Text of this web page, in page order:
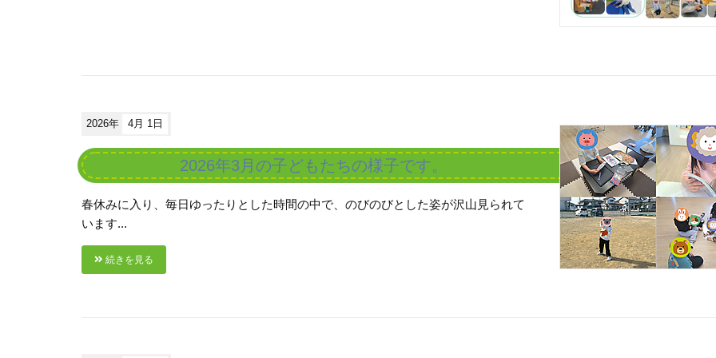
2026年 4月 1日
2026年3月の子どもたちの様子です。
春休みに入り、毎日ゆったりとした時間の中で、のびのびとした姿が沢山見られて
います...
続きを見る